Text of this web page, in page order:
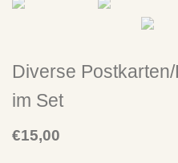
Diverse
im Set
€15,00